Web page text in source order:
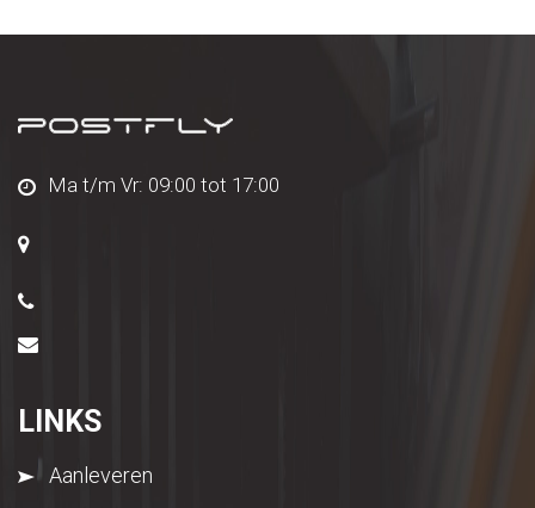
Ma t/m Vr: 09:00 tot 17:00
LINKS
Aanleveren